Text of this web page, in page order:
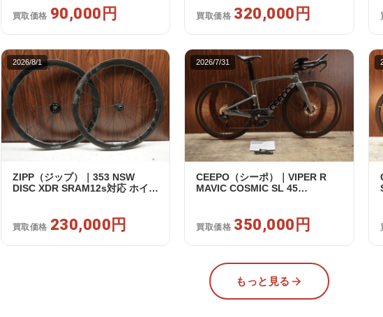
買取価格 90,000円
320,000円
買取価格 320,000円
2026/8/1
ZIPP（ジップ）｜353 NSW
DISC XDR SRAM12s対応 ホイー
買取価格 230,000円
2026/7/31
CEEPO（シーポ）｜VIPER R
MAVIC COSMIC SL 45
350,000円
買取価格 350,000円
もっと見る